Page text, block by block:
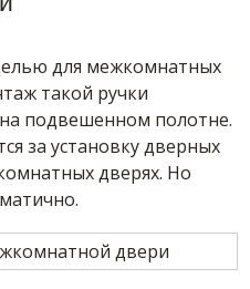
для межкомнатных
такой ручки
подвешенном полотне.
за установку дверных
дверях. Но